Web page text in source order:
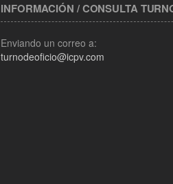
INFORMACIÓN / CONSULTA
Enviando un correo a:
turnodeoficio@icpv.com